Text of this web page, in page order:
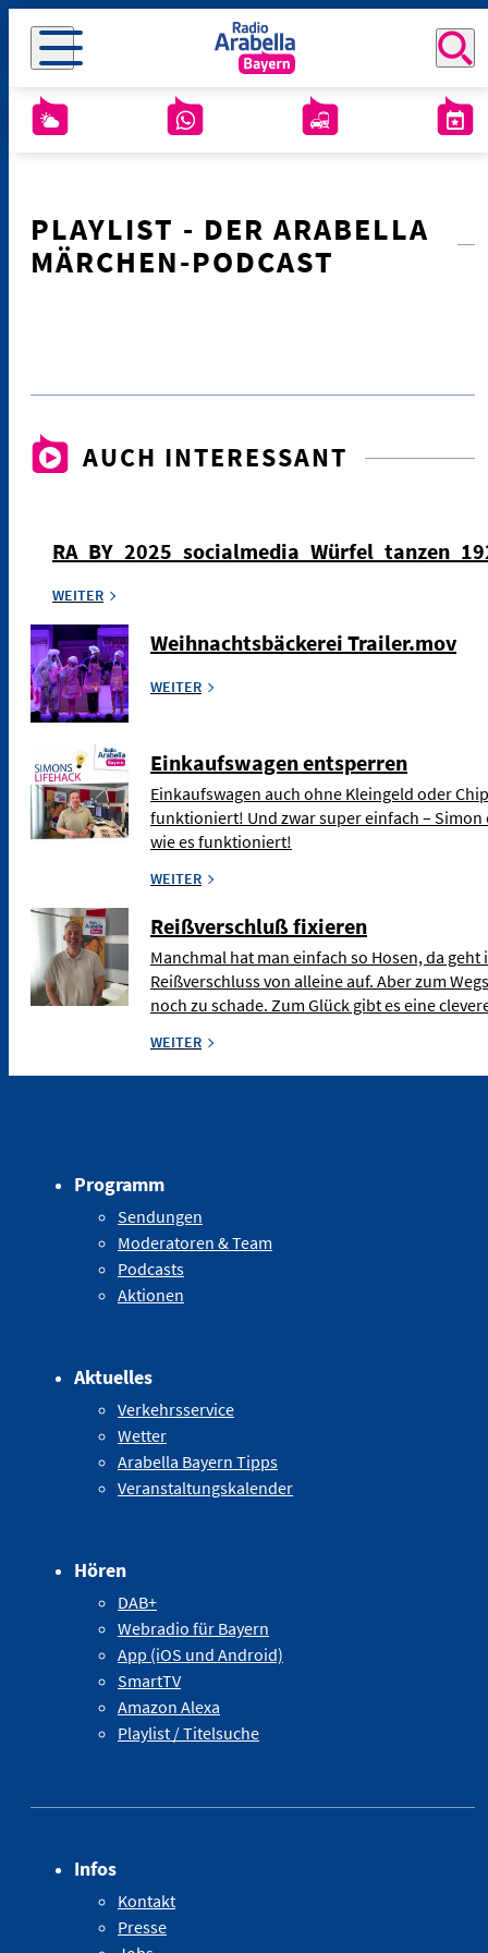
PLAYLIST - DER ARABELLA
MÄRCHEN-PODCAST
AUCH INTERESSANT
WEITER
Weihnachtsbäckerei Trailer.mov
WEITER
Einkaufswagen entsperren
Einkaufswagen auch ohne Kleingeld oder
funktioniert! Und zwar super einfach –
wie es funktioniert!
WEITER
Reißverschluß fixieren
Manchmal hat man einfach so Hosen, da
Reißverschluss von alleine auf. Aber zum
noch zu schade. Zum Glück gibt es eine
WEITER
Programm
Sendungen
Moderatoren & Team
Podcasts
Aktionen
Aktuelles
Verkehrsservice
Wetter
Arabella Bayern Tipps
Veranstaltungskalender
Hören
DAB+
Webradio für Bayern
App (iOS und Android)
SmartTV
Amazon Alexa
Playlist / Titelsuche
Infos
Kontakt
Presse